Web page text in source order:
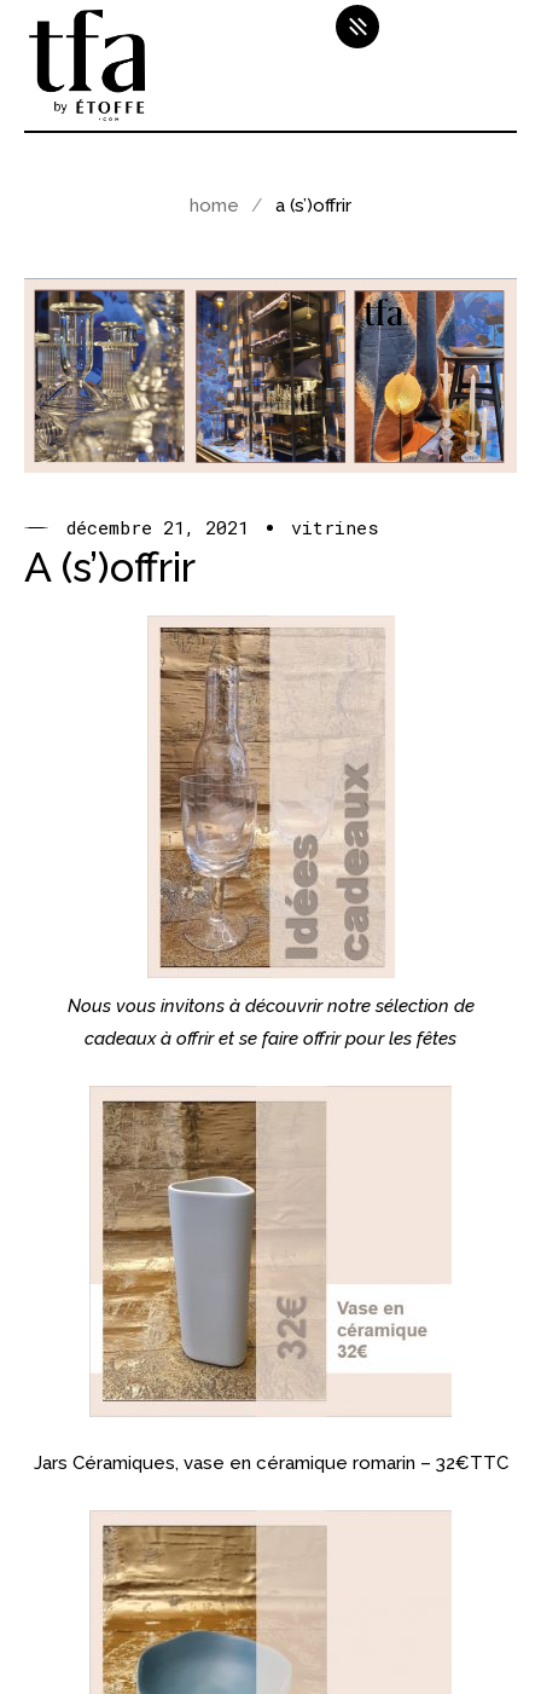
home a (s’)offrir
décembre 21, 2021 vitrines
A (s’)offrir
Nous vous invitons à découvrir notre sélection de
cadeaux à offrir et se faire offrir pour les fêtes
Jars Céramiques, vase en céramique romarin – 32€TTC